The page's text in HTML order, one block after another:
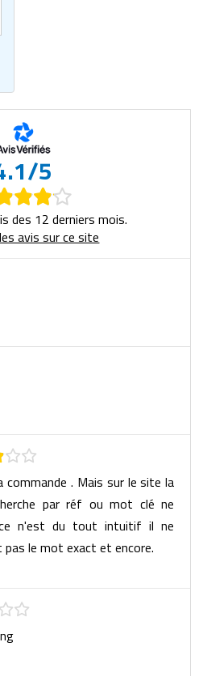
5
des 12 derniers mois.
avis sur ce site
. Mais sur le site la
par réf ou mot clé ne
n'est du tout intuitif il ne
le mot exact et encore.